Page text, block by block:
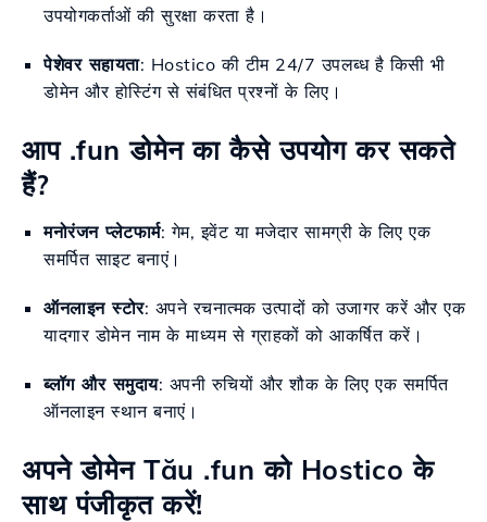
उपयोगकर्ताओं की सुरक्षा करता है।
पेशेवर सहायता: Hostico की टीम 24/7 उपलब्ध है किसी भी
डोमेन और होस्टिंग से संबंधित प्रश्नों के लिए।
आप .fun डोमेन का कैसे उपयोग कर सकते
हैं?
मनोरंजन प्लेटफार्म: गेम, इवेंट या मजेदार सामग्री के लिए एक
समर्पित साइट बनाएं।
ऑनलाइन स्टोर: अपने रचनात्मक उत्पादों को उजागर करें और एक
यादगार डोमेन नाम के माध्यम से ग्राहकों को आकर्षित करें।
ब्लॉग और समुदाय: अपनी रुचियों और शौक के लिए एक समर्पित
ऑनलाइन स्थान बनाएं।
अपने डोमेन Tău .fun को Hostico के
साथ पंजीकृत करें!